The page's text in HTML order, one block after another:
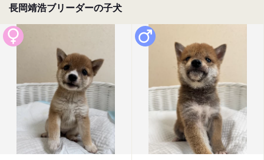
長岡靖浩ブリーダーの子犬